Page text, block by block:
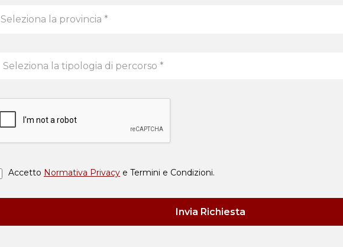
Seleziona la provincia *
Accetto Normativa Privacy e Termini e Condizioni.
Invia Richiesta